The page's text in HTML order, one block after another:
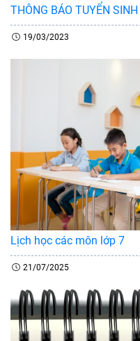
THÔNG BÁO TUYỂN
19/03/2023
Lịch học các môn lớp 7
21/07/2025